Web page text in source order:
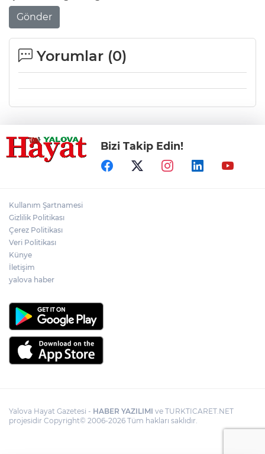
Gönder
Yorumlar (0)
Bizi Takip Edin!
Kullanım Şartnamesi
Gizlilik Politikası
Çerez Politikası
Veri Politikası
Künye
İletişim
yalova haber
Yalova Hayat Gazetesi - HABER YAZILIMI ve TURKTICARET.NET
projesidir Copyright© 2006-2026 Tüm hakları saklıdır.